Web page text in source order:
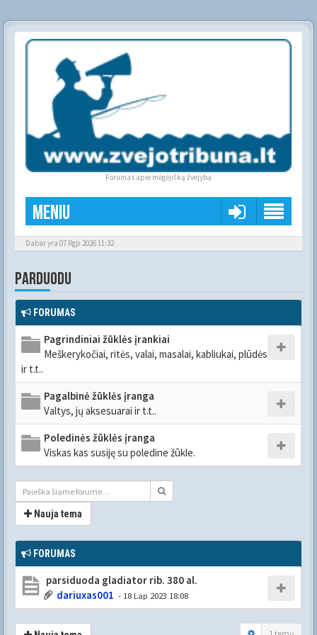
Forumas apie mėgėjišką žvejybą
Meniu
Dabar yra 07 Rgp 2026 11:32
PARDUODU
FORUMAS
Pagrindiniai žūklės įrankiai
Meškerykočiai, ritės, valai, masalai, kabliukai, plūdės
ir t.t..
Pagalbinė žūklės įranga
Valtys, jų aksesuarai ir t.t..
Poledinės žūklės įranga
Viskas kas susiję su poledine žūkle.
Nauja tema
FORUMAS
parsiduoda gladiator rib. 380 al.
dariuxas001 - 18 Lap 2023 18:08